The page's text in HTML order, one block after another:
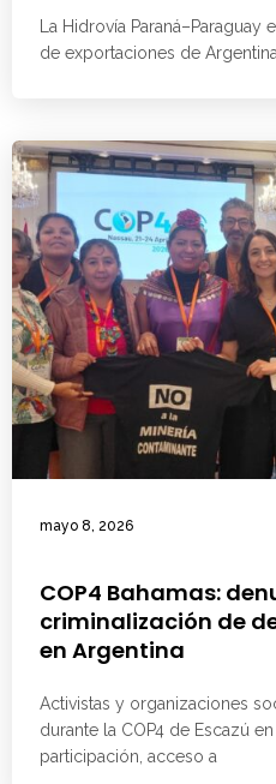
La Hidrovía
de exportaciones de
mayo 8, 2026
COP4 Bahamas:
criminalización de
en Argentina
Activistas y organizaciones
durante la COP4 de Escazú
participación, acceso a